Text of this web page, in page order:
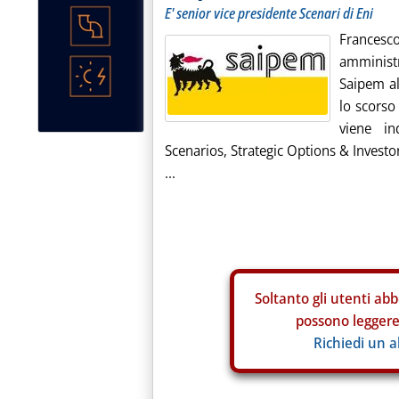
E' senior vice presidente Scenari di Eni
Saipem
lo
viene
Scenarios, Strategic Options &
...
Soltanto gli utenti
possono
Richiedi un